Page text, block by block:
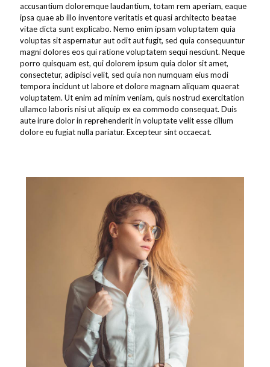
accusantium doloremque laudantium, totam rem aperiam, eaque
ipsa quae ab illo inventore veritatis et quasi architecto beatae
vitae dicta sunt explicabo. Nemo enim ipsam voluptatem quia
voluptas sit aspernatur aut odit aut fugit, sed quia consequuntur
magni dolores eos qui ratione voluptatem sequi nesciunt. Neque
porro quisquam est, qui dolorem ipsum quia dolor sit amet,
consectetur, adipisci velit, sed quia non numquam eius modi
tempora incidunt ut labore et dolore magnam aliquam quaerat
voluptatem. Ut enim ad minim veniam, quis nostrud exercitation
ullamco laboris nisi ut aliquip ex ea commodo consequat. Duis
aute irure dolor in reprehenderit in voluptate velit esse cillum
dolore eu fugiat nulla pariatur. Excepteur sint occaecat.